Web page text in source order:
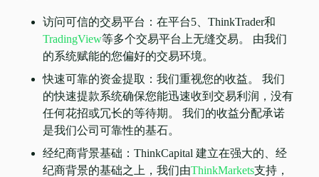
访问可信的交易平台：在平台5、ThinkTrader和
TradingView等多个交易平台上无缝交易。 由我们
的系统赋能的您偏好的交易环境。
快速可靠的资金提取：我们重视您的收益。 我们
的快速提款系统确保您能迅速收到交易利润，没有
任何花招或冗长的等待期。 我们的收益分配承诺
是我们公司可靠性的基石。
经纪商背景基础：ThinkCapital 建立在强大的、经
纪商背景的基础之上，我们由ThinkMarkets支持，